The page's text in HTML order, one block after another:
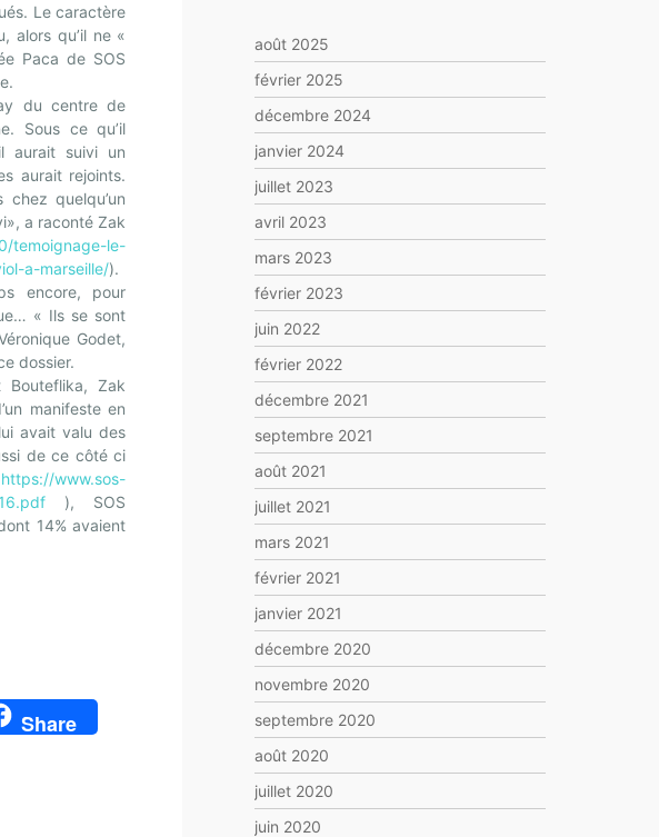
Le caractère
alors qu’il ne «
Paca de SOS
du centre de
Sous ce qu’il
aurait suivi un
aurait rejoints.
quelqu’un
a raconté Zak
temoignage-le-
a-marseille/).
encore, pour
« Ils se sont
Godet,
dossier.
Bouteflika, Zak
manifeste en
avait valu des
de ce côté ci
https://www.sos-
), SOS
14% avaient
Share
août 2025
février 2025
décembre 2024
janvier 2024
juillet 2023
avril 2023
mars 2023
février 2023
juin 2022
février 2022
décembre 2021
septembre 2021
août 2021
juillet 2021
mars 2021
février 2021
janvier 2021
décembre 2020
novembre 2020
septembre 2020
août 2020
juillet 2020
juin 2020